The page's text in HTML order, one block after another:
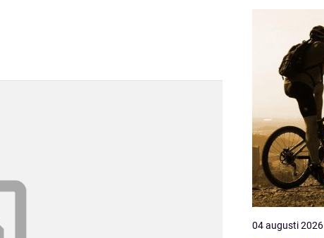
04 augusti 2026